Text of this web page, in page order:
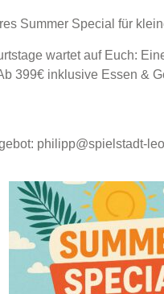
Summer Special für
wartet auf Euch:
399€ inklusive Essen &
philipp@spielstadt-